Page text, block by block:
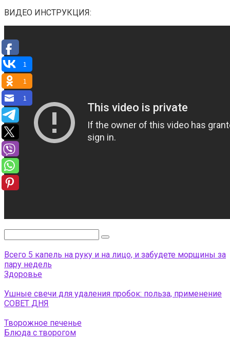
ВИДЕО ИНСТРУКЦИЯ:
Всего 5 капель на руку и на лицо, и забудете морщины за
пару недель
Здоровье
Ушные свечи для удаления пробок: польза, применение
СОВЕТ ДНЯ
Творожное печенье
Блюда с творогом
1
1
1